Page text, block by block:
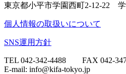
東京都小平市学園西町2-12-22
個人情報の取扱いについて
SNS運用方針
TEL 042-342-4488 FAX 042-
E-mail: info@kifa-tokyo.jp